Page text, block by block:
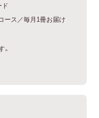
ース／毎月1冊お届け